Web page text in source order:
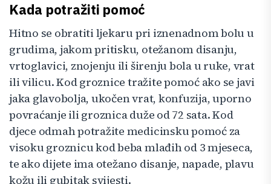
Kada potražiti pomoć
Hitno se obratiti ljekaru pri iznenadnom bolu u
grudima, jakom pritisku, otežanom disanju,
vrtoglavici, znojenju ili širenju bola u ruke, vrat
ili vilicu. Kod groznice tražite pomoć ako se javi
jaka glavobolja, ukočen vrat, konfuzija, uporno
povraćanje ili groznica duže od 72 sata. Kod
djece odmah potražite medicinsku pomoć za
visoku groznicu kod beba mlađih od 3 mjeseca,
te ako dijete ima otežano disanje, napade, plavu
kožu ili gubitak svijesti.